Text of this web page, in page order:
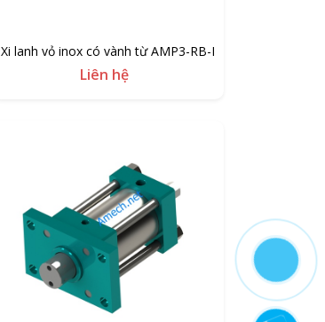
Xi lanh vỏ inox có vành từ AMP3-RB-I
Liên hệ